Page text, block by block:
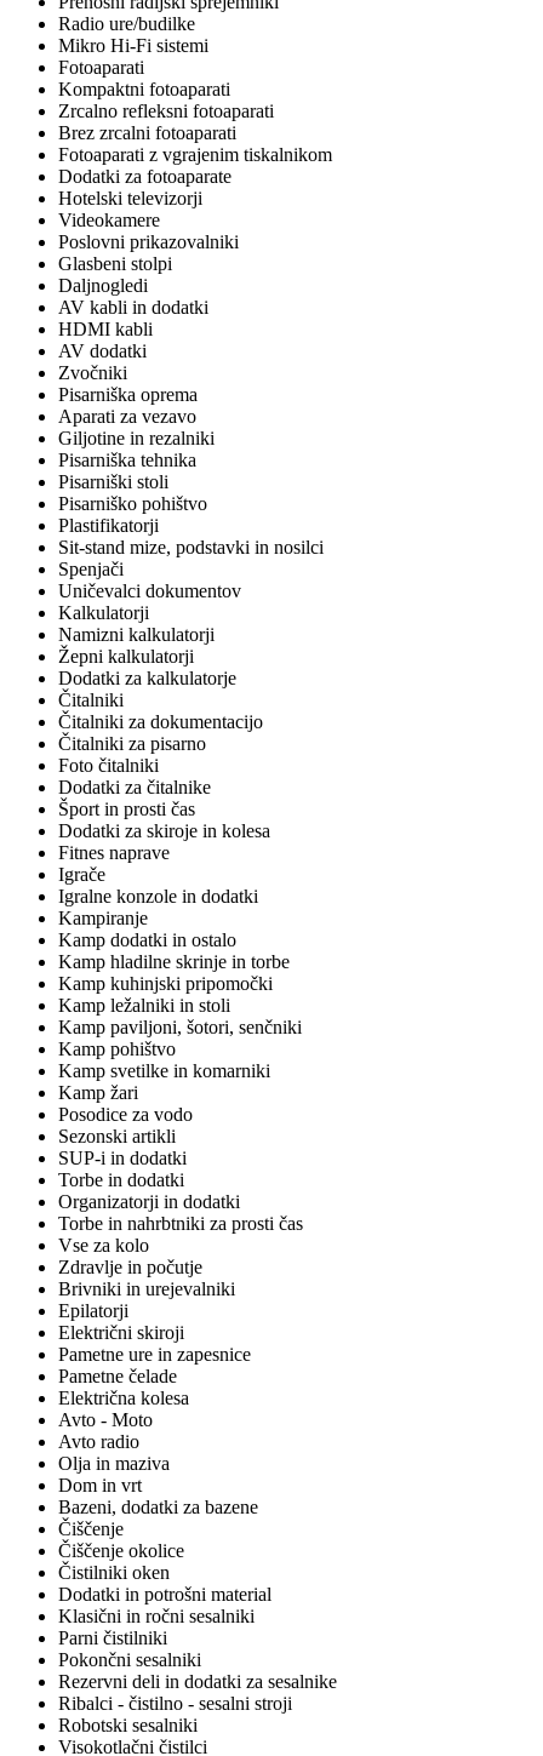
Radio ure/budilke
Mikro Hi-Fi sistemi
Fotoaparati
Kompaktni fotoaparati
Zrcalno refleksni fotoaparati
Brez zrcalni fotoaparati
Fotoaparati z vgrajenim tiskalnikom
Dodatki za fotoaparate
Hotelski televizorji
Videokamere
Poslovni prikazovalniki
Glasbeni stolpi
Daljnogledi
AV kabli in dodatki
HDMI kabli
AV dodatki
Zvočniki
Pisarniška oprema
Aparati za vezavo
Giljotine in rezalniki
Pisarniška tehnika
Pisarniški stoli
Pisarniško pohištvo
Plastifikatorji
Sit-stand mize, podstavki in nosilci
Spenjači
Uničevalci dokumentov
Kalkulatorji
Namizni kalkulatorji
Žepni kalkulatorji
Dodatki za kalkulatorje
Čitalniki
Čitalniki za dokumentacijo
Čitalniki za pisarno
Foto čitalniki
Dodatki za čitalnike
Šport in prosti čas
Dodatki za skiroje in kolesa
Fitnes naprave
Igrače
Igralne konzole in dodatki
Kampiranje
Kamp dodatki in ostalo
Kamp hladilne skrinje in torbe
Kamp kuhinjski pripomočki
Kamp ležalniki in stoli
Kamp paviljoni, šotori, senčniki
Kamp pohištvo
Kamp svetilke in komarniki
Kamp žari
Posodice za vodo
Sezonski artikli
SUP-i in dodatki
Torbe in dodatki
Organizatorji in dodatki
Torbe in nahrbtniki za prosti čas
Vse za kolo
Zdravlje in počutje
Brivniki in urejevalniki
Epilatorji
Električni skiroji
Pametne ure in zapesnice
Pametne čelade
Električna kolesa
Avto - Moto
Avto radio
Olja in maziva
Dom in vrt
Bazeni, dodatki za bazene
Čiščenje
Čiščenje okolice
Čistilniki oken
Dodatki in potrošni material
Klasični in ročni sesalniki
Parni čistilniki
Pokončni sesalniki
Rezervni deli in dodatki za sesalnike
Ribalci - čistilno - sesalni stroji
Robotski sesalniki
Visokotlačni čistilci